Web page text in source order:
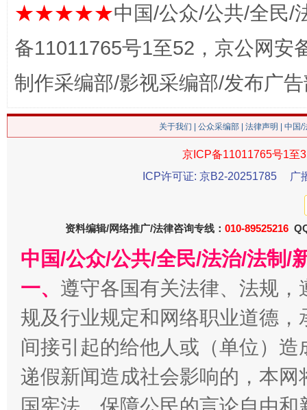
谢
在谋一域中谋全局
今
★★★★★中国/公众/公共/全民/
备11011765号1至52，京公网安
制作采编部/影视采编部/发布广
关于我们 公众采编部 法律声明 | 中国
京ICP备11011765号1至
ICP许可证: 京B2-20251785
广
资料编辑/网络推广/法律咨询专线： 010-89525216
中国/公众/公共/全民/法治/法制/
一、 遵守各国有关法律、法规
规及行业规定和网络职业道德
间接引起的给他人或（单位）
递假新闻造成社会影响的，本